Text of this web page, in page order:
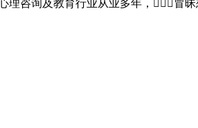
咨询及教育行业从业多年，冒昧